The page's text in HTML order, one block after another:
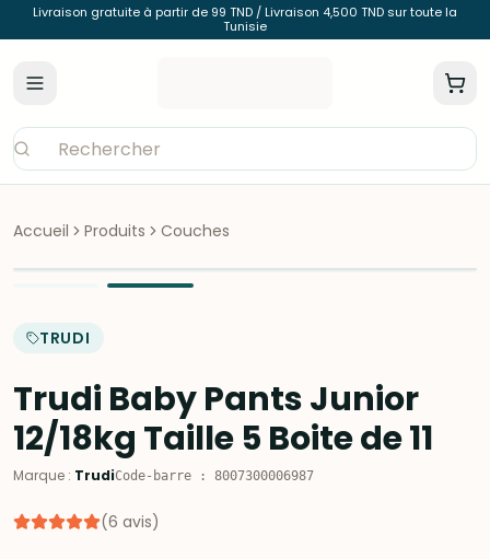
Livraison gratuite à partir de 99 TND / Livraison 4,500 TND sur toute la
Tunisie
Accueil Produits Couches
TRUDI
Trudi Baby Pants Junior
12/18kg Taille 5 Boite de 11
Marque : TrudiCode-barre : 8007300006987
(6 avis)